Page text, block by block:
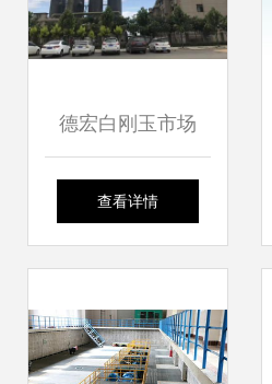
德宏白刚玉市场
2023年供应概况及
分析
查看详情